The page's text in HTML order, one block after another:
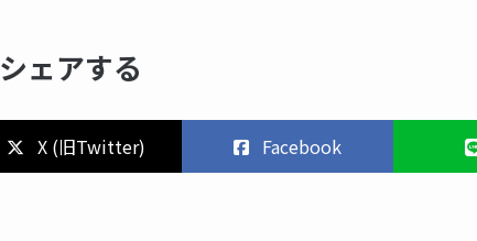
シェアする
X (旧Twitter) Facebook